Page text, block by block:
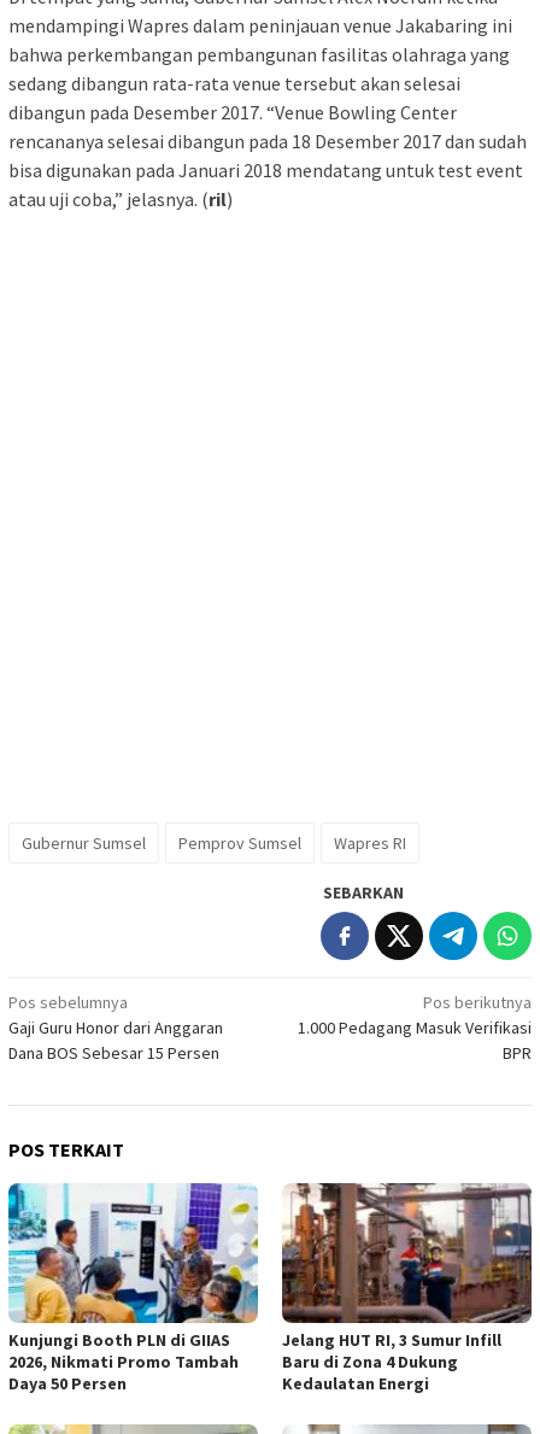
mendampingi Wapres dalam peninjauan venue Jakabaring ini
bahwa perkembangan pembangunan fasilitas olahraga yang
sedang dibangun rata-rata venue tersebut akan selesai
dibangun pada Desember 2017. “Venue Bowling Center
rencananya selesai dibangun pada 18 Desember 2017 dan sudah
bisa digunakan pada Januari 2018 mendatang untuk test event
atau uji coba,” jelasnya. (ril)
Gubernur Sumsel Pemprov Sumsel Wapres RI
SEBARKAN
Navigasi
pos
Pos sebelumnya
Gaji Guru Honor dari Anggaran
Dana BOS Sebesar 15 Persen
Pos berikutnya
1.000 Pedagang Masuk Verifikasi
BPR
POS TERKAIT
Kunjungi Booth PLN di GIIAS
2026, Nikmati Promo Tambah
Daya 50 Persen
Jelang HUT RI, 3 Sumur Infill
Baru di Zona 4 Dukung
Kedaulatan Energi